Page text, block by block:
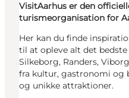
VisitAarhus er den
turismeorganisation for
Her kan du finde
til at opleve alt det bedste
Silkeborg, Randers,
fra kultur, gastronomi og
og unikke attraktioner.